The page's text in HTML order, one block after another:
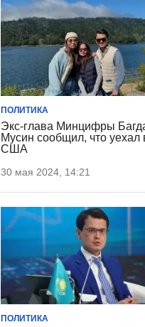
ПОЛИТИКА
Экс-глава Минцифры
Мусин сообщил, что уехал
США
30 мая 2024, 14:21
ПОЛИТИКА